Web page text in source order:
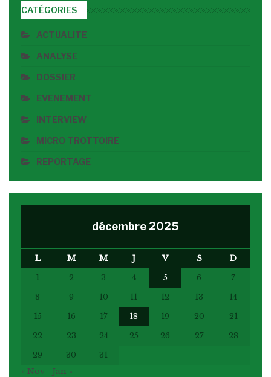
CATÉGORIES
ACTUALITE
ANALYSE
DOSSIER
EVENEMENT
INTERVIEW
MICRO TROTTOIRE
REPORTAGE
décembre 2025
L M M J V S
D
1
2 3 4 5 6
7
8
9 10 11 12 13
14
15
16 17 18 19 20
21
22
23 24 25 26 27
28
29
30
31
« Nov
Jan »